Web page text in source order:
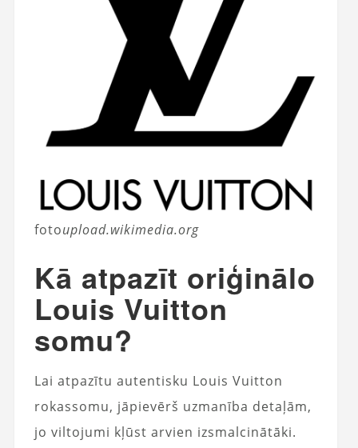
fotoupload.wikimedia.org
Kā atpazīt oriģinālo
Louis Vuitton
somu?
Lai atpazītu autentisku Louis Vuitton
rokassomu, jāpievērš uzmanība detaļām,
jo ​​viltojumi kļūst arvien izsmalcinātāki.